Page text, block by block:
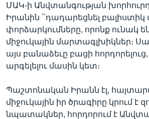
ՄԱԿ-ի Անվտանգության խորհուրդն
Իրանին ՝՝դադարեցնել բալիստիկ
փորձարկումները, որոնք ունակ են
միջուկային մարտագլխիկներ։
այս բանաձեւը բացի հորդորելուց,
արգելելու մասին կետ։
Պաշտոնական Իրանն էլ,
միջուկային իր ծրագիրը կրում է
նպատակներ, հորդորում է